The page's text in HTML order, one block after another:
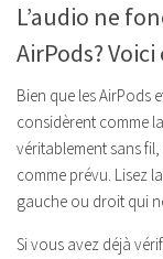
L’audio ne
AirPods?
Bien que les AirPods
considèrent comme
véritablement sans
comme prévu. Lisez
gauche ou droit qui
Si vous avez déjà